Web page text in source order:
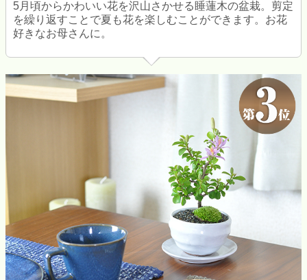
5月頃からかわいい花を沢山さかせる睡蓮木の盆栽。剪定
を繰り返すことで夏も花を楽しむことができます。お花
好きなお母さんに。